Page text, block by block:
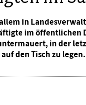
in
im öffentlichen
in der
den Tisch zu legen.